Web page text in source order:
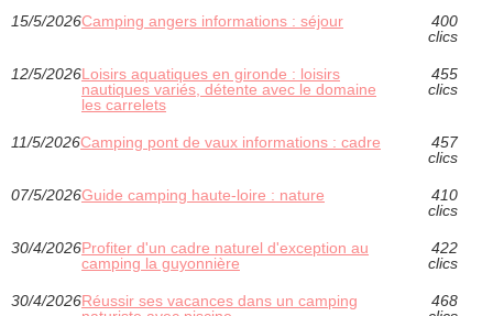
15/5/2026Camping angers informations : séjour
400
clics
12/5/2026Loisirs aquatiques en gironde : loisirs
nautiques variés, détente avec le domaine
les carrelets
455
clics
11/5/2026Camping pont de vaux informations : cadre
457
clics
07/5/2026Guide camping haute-loire : nature
410
clics
30/4/2026Profiter d'un cadre naturel d'exception au
camping la guyonnière
422
clics
30/4/2026Réussir ses vacances dans un camping
468